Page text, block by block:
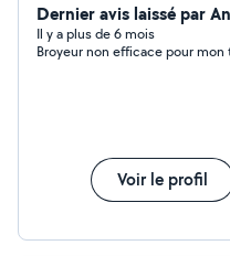
Dernier avis laissé par
Il y a plus de 6 mois
Broyeur non efficace pour mon
Voir le profil